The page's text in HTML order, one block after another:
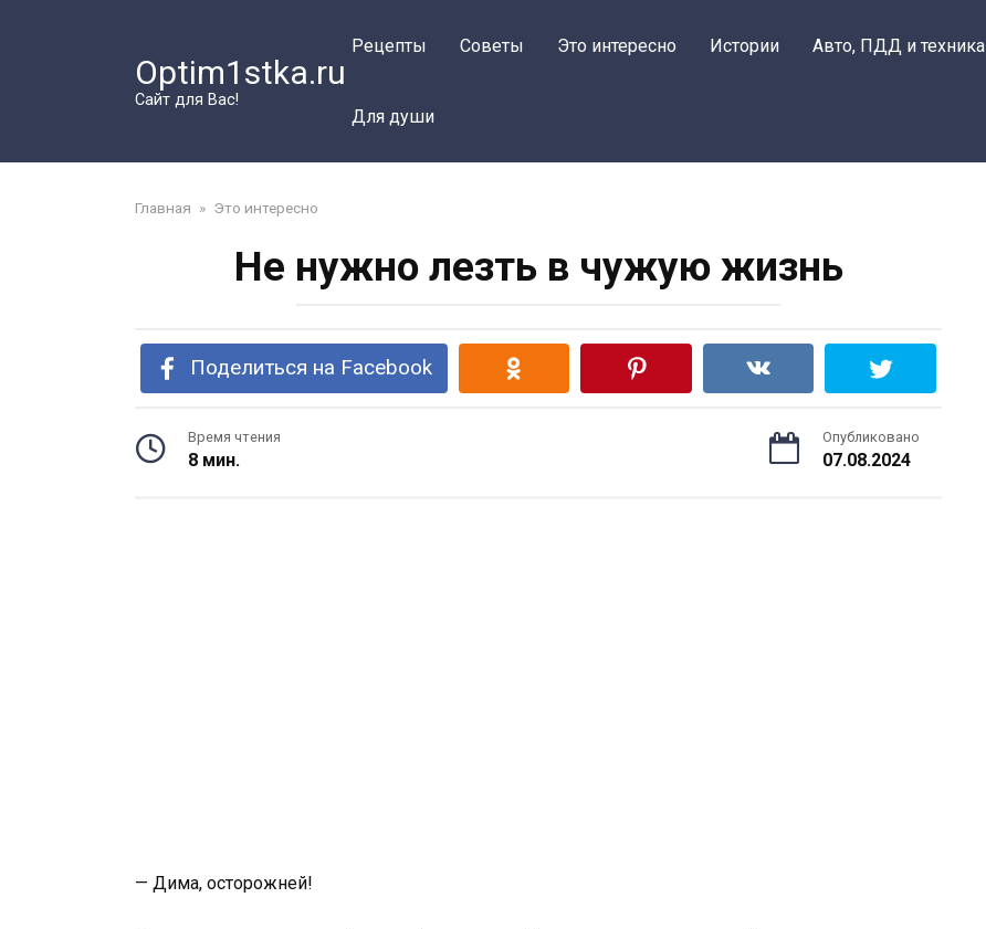
Optim1stka.ru
Сайт для Вас!
Рецепты Советы Это интересно Истории Авто, ПДД и техника
Для души
Главная » Это интересно
Не нужно лезть в чужую жизнь
Поделиться на Facebook
Время чтения
8 мин.
Опубликовано
07.08.2024
— Дима, осторожней!